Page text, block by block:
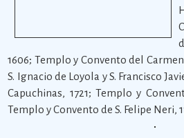
1606; Templo y Convento del
S. Ignacio de Loyola y S. Francisco
Capuchinas, 1721; Templo y
Templo y Convento de S. Felipe Neri,